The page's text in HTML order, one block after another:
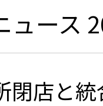
ュース
閉店と